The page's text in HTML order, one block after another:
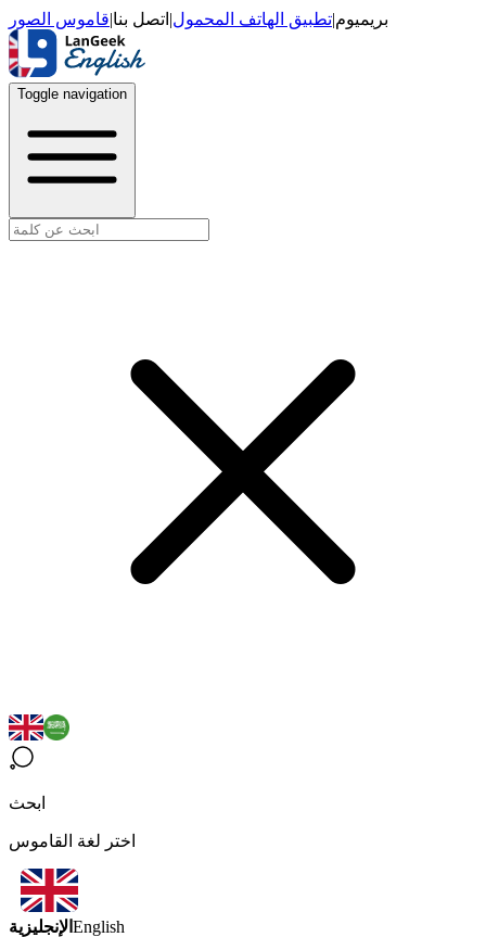
بريميوم|تطبيق الهاتف المحمول| اتصل بنا|قاموس الصور
Toggle navigation
ابحث
اختر لغة القاموس
الإنجليزية English